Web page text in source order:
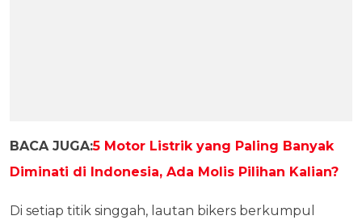
BACA JUGA:5 Motor Listrik yang Paling Banyak
Diminati di Indonesia, Ada Molis Pilihan Kalian?
Di setiap titik singgah, lautan bikers berkumpul